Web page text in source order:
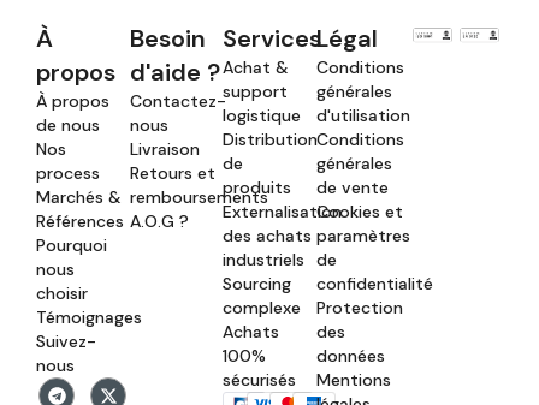
À
propos
À propos
de nous
Nos
process
Marchés &
Références
Pourquoi
nous
choisir
Témoignages
Suivez-
nous
Besoin
d'aide ?
Contactez-
nous
Livraison
Retours et
remboursements
A.O.G ?
Services
Achat &
support
logistique
Distribution
de
produits
Externalisation
des achats
industriels
Sourcing
complexe
Achats
100%
sécurisés
Légal
Conditions
générales
d'utilisation
Conditions
générales
de vente
Cookies et
paramètres
de
confidentialité
Protection
des
données
Mentions